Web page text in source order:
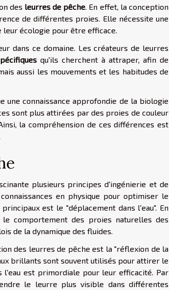
des leurres de pêche . En effet, la conception
de différentes proies. Elle nécessite une
écologie pour être efficace.
dans ce domaine. Les créateurs de leurres
qu'ils cherchent à attraper, afin de
aussi les mouvements et les habitudes de
une connaissance approfondie de la biologie
sont plus attirées par des proies de couleur
la compréhension de ces différences est
plusieurs principes d'ingénierie et de
en physique pour optimiser le
est le "déplacement dans l'eau". En
comportement des proies naturelles des
de la dynamique des fluides.
des leurres de pêche est la "réflexion de la
brillants sont souvent utilisés pour attirer le
l'eau est primordiale pour leur efficacité. Par
le leurre plus visible dans différentes